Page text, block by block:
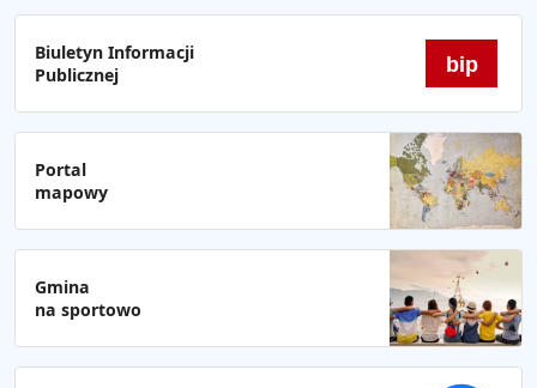
Biuletyn Informacji
Publicznej
bip
Portal
mapowy
Gmina
na sportowo